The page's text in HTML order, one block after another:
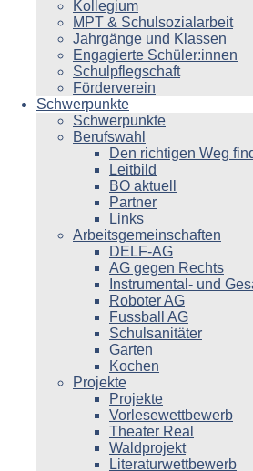
Kollegium
MPT & Schulsozialarbeit
Jahrgänge und Klassen
Engagierte Schüler:innen
Schulpflegschaft
Förderverein
Schwerpunkte
Schwerpunkte
Berufswahl
Den richtigen Weg
Leitbild
BO aktuell
Partner
Links
Arbeitsgemeinschaften
DELF-AG
AG gegen Rechts
Instrumental- und
Roboter AG
Fussball AG
Schulsanitäter
Garten
Kochen
Projekte
Projekte
Vorlesewettbewerb
Theater Real
Waldprojekt
Literaturwettbewerb